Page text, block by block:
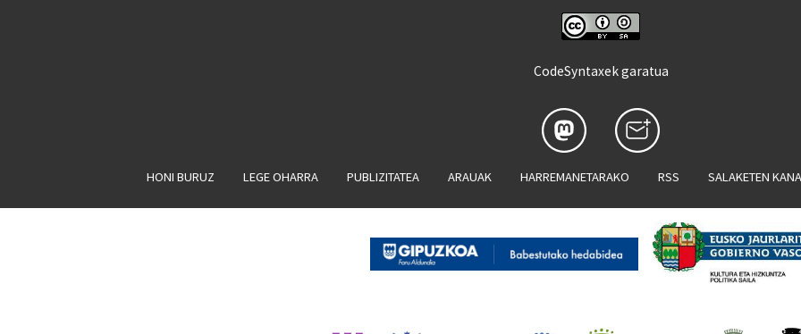
CodeSyntaxek garatua
HONI BURUZ LEGE OHARRA PUBLIZITATEA ARAUAK HARREMANETARAKO RSS SALAKETEN